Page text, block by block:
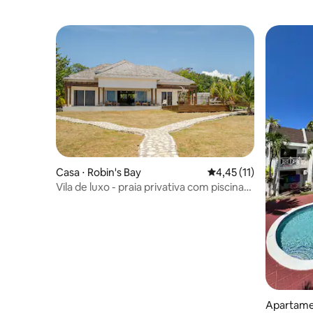
Casa ⋅ Robin's Bay 4,45 de uma
4,45 (11)
Vila de luxo - praia privativa com piscina